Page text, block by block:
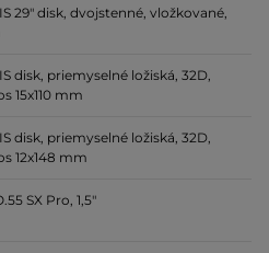
29" disk, dvojstenné, vložkované,
disk, priemyselné ložiská, 32D,
15x110 mm
disk, priemyselné ložiská, 32D,
12x148 mm
SX Pro, 1,5"